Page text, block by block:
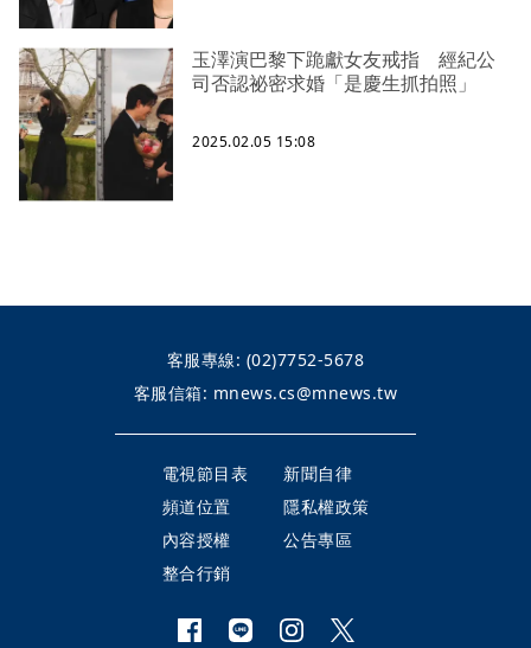
玉澤演巴黎下跪獻女友戒指 經紀公
司否認祕密求婚「是慶生抓拍照」
2025.02.05 15:08
客服專線: (02)7752-5678
客服信箱: mnews.cs@mnews.tw
電視節目表
新聞自律
頻道位置
隱私權政策
內容授權
公告專區
整合行銷